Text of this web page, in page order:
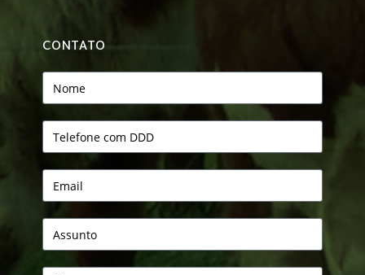
CONTATO